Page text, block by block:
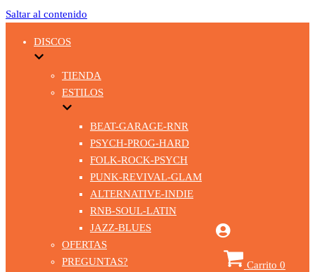
Saltar al contenido
DISCOS
TIENDA
ESTILOS
BEAT-GARAGE-RNR
PSYCH-PROG-HARD
FOLK-ROCK-PSYCH
PUNK-REVIVAL-GLAM
ALTERNATIVE-INDIE
RNB-SOUL-LATIN
JAZZ-BLUES
OFERTAS
PREGUNTAS?
Carrito 0